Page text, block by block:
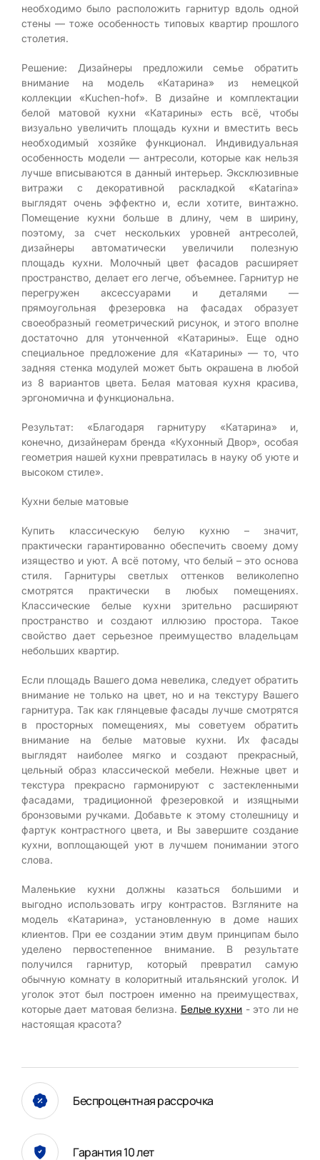
необходимо было расположить гарнитур вдоль одной
стены — тоже особенность типовых квартир прошлого
столетия.
Решение: Дизайнеры предложили семье обратить
внимание на модель «Катарина» из немецкой
коллекции «Kuchen-hof». В дизайне и комплектации
белой матовой кухни «Катарины» есть всё, чтобы
визуально увеличить площадь кухни и вместить весь
необходимый хозяйке функционал. Индивидуальная
особенность модели — антресоли, которые как нельзя
лучше вписываются в данный интерьер. Эксклюзивные
витражи с декоративной раскладкой «Katarina»
выглядят очень эффектно и, если хотите, винтажно.
Помещение кухни больше в длину, чем в ширину,
поэтому, за счет нескольких уровней антресолей,
дизайнеры автоматически увеличили полезную
площадь кухни. Молочный цвет фасадов расширяет
пространство, делает его легче, объемнее. Гарнитур не
перегружен аксессуарами и деталями —
прямоугольная фрезеровка на фасадах образует
своеобразный геометрический рисунок, и этого вполне
достаточно для утонченной «Катарины». Еще одно
специальное предложение для «Катарины» — то, что
задняя стенка модулей может быть окрашена в любой
из 8 вариантов цвета. Белая матовая кухня красива,
эргономична и функциональна.
Результат: «Благодаря гарнитуру «Катарина» и,
конечно, дизайнерам бренда «Кухонный Двор», особая
геометрия нашей кухни превратилась в науку об уюте и
высоком стиле».
Кухни белые матовые
Купить классическую белую кухню – значит,
практически гарантированно обеспечить своему дому
изящество и уют. А всё потому, что белый – это основа
стиля. Гарнитуры светлых оттенков великолепно
смотрятся практически в любых помещениях.
Классические белые кухни зрительно расширяют
пространство и создают иллюзию простора. Такое
свойство дает серьезное преимущество владельцам
небольших квартир.
Если площадь Вашего дома невелика, следует обратить
внимание не только на цвет, но и на текстуру Вашего
гарнитура. Так как глянцевые фасады лучше смотрятся
в просторных помещениях, мы советуем обратить
внимание на белые матовые кухни. Их фасады
выглядят наиболее мягко и создают прекрасный,
цельный образ классической мебели. Нежные цвет и
текстура прекрасно гармонируют с застекленными
фасадами, традиционной фрезеровкой и изящными
бронзовыми ручками. Добавьте к этому столешницу и
фартук контрастного цвета, и Вы завершите создание
кухни, воплощающей уют в лучшем понимании этого
слова.
Маленькие кухни должны казаться большими и
выгодно использовать игру контрастов. Взгляните на
модель «Катарина», установленную в доме наших
клиентов. При ее создании этим двум принципам было
уделено первостепенное внимание. В результате
получился гарнитур, который превратил самую
обычную комнату в колоритный итальянский уголок. И
уголок этот был построен именно на преимуществах,
которые дает матовая белизна. Белые кухни - это ли не
настоящая красота?
Беспроцентная рассрочка
Гарантия 10 лет